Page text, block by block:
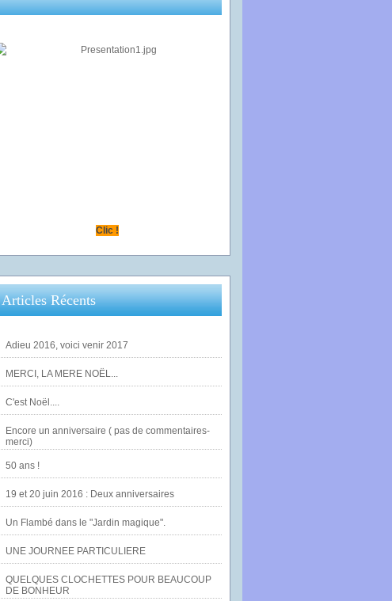
Clic !
Articles Récents
Adieu 2016, voici venir 2017
MERCI, LA MERE NOËL...
C'est Noël....
Encore un anniversaire ( pas de commentaires-
merci)
50 ans !
19 et 20 juin 2016 : Deux anniversaires
Un Flambé dans le "Jardin magique".
UNE JOURNEE PARTICULIERE
QUELQUES CLOCHETTES POUR BEAUCOUP
DE BONHEUR